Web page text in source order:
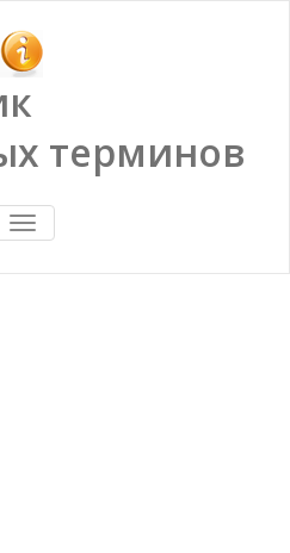
терминов
ПОКАЗАТЬ/
СКРЫТЬ